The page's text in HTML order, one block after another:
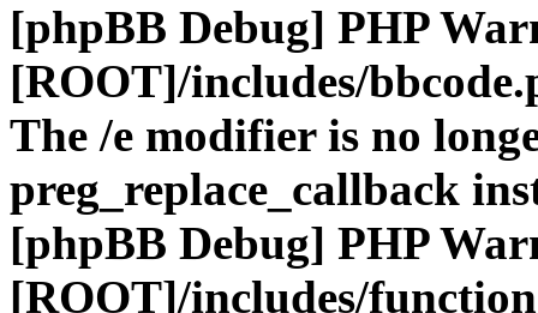
[phpBB Debug] PHP
[ROOT]/includes/
The /e modifier is no
preg_replace_callback
[phpBB Debug] PHP
[ROOT]/includes/